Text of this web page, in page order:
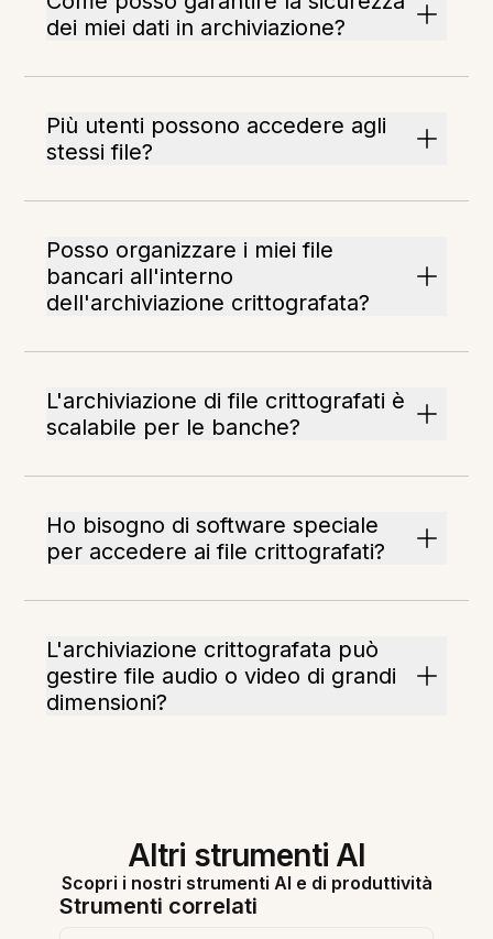
dei miei dati in archiviazione?
Più utenti possono accedere agli
stessi file?
Posso organizzare i miei file
bancari all'interno
dell'archiviazione crittografata?
L'archiviazione di file crittografati è
scalabile per le banche?
Ho bisogno di software speciale
per accedere ai file crittografati?
L'archiviazione crittografata può
gestire file audio o video di grandi
dimensioni?
Altri strumenti AI
Scopri i nostri strumenti AI e di produttività
Strumenti correlati